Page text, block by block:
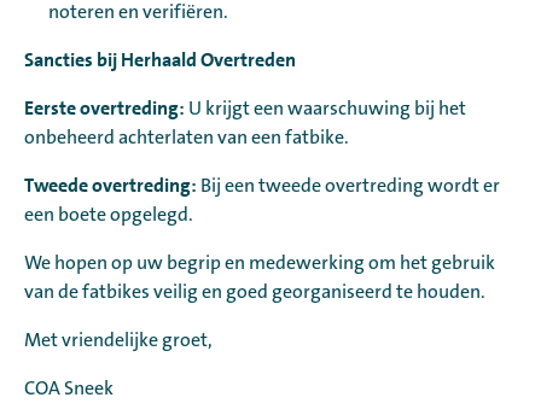
noteren en verifiëren.
Sancties bij Herhaald Overtreden
Eerste overtreding: U krijgt een waarschuwing bij het
onbeheerd achterlaten van een fatbike.
Tweede overtreding: Bij een tweede overtreding wordt er
een boete opgelegd.
We hopen op uw begrip en medewerking om het gebruik
van de fatbikes veilig en goed georganiseerd te houden.
Met vriendelijke groet,
COA Sneek